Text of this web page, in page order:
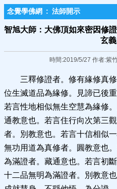
念覺學佛網 : 法師開示
智旭大師：大佛頂如來密因修
玄
時間:2019/5/27 作者:紫
三釋修證者。修有緣修真
位生滅道品為緣修。見諦已後
若言性地相似無生空慧為緣修
通教意也。若言住行向次第三
者。別教意也。若言十信相似
無功用道為真修者。圓教意也
為滿證者。藏通意也。若言初
十二品無明為滿證者。別教意